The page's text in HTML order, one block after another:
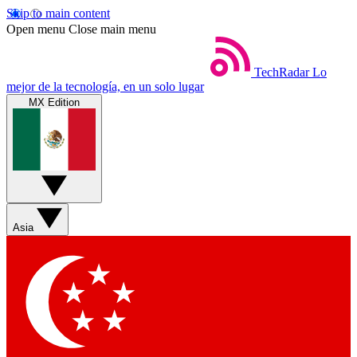
Skip to main content
Open menu Close main menu
TechRadar Lo
mejor de la tecnología, en un solo lugar
MX Edition
Asia